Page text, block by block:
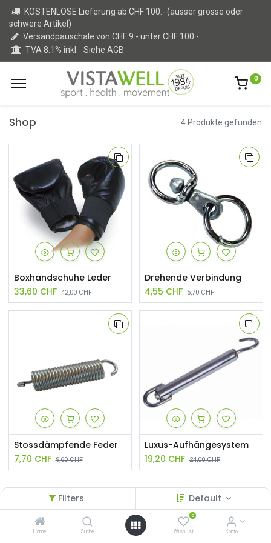
Filters Default
Home Suche
0
Wishlist Konto
KOSTENLOSE Lieferung ab CHF 100.- (ausser grosse oder
schwere Artikel)
Versandpauschale von CHF 9.- unter CHF 100.-
TVA 8.1% inkl. Siehe AGB
0
Shop 4 Produkte gefunden
Boxhandschuhe Leder
33,60 CHF 42,00CHF
Drehende Verbindung
4,55 CHF 5,70CHF
Stossdämpfende Feder
7,70 CHF 9,60CHF
Luxus-Aufhängesystem
19,20 CHF 24,00CHF
Vistawell